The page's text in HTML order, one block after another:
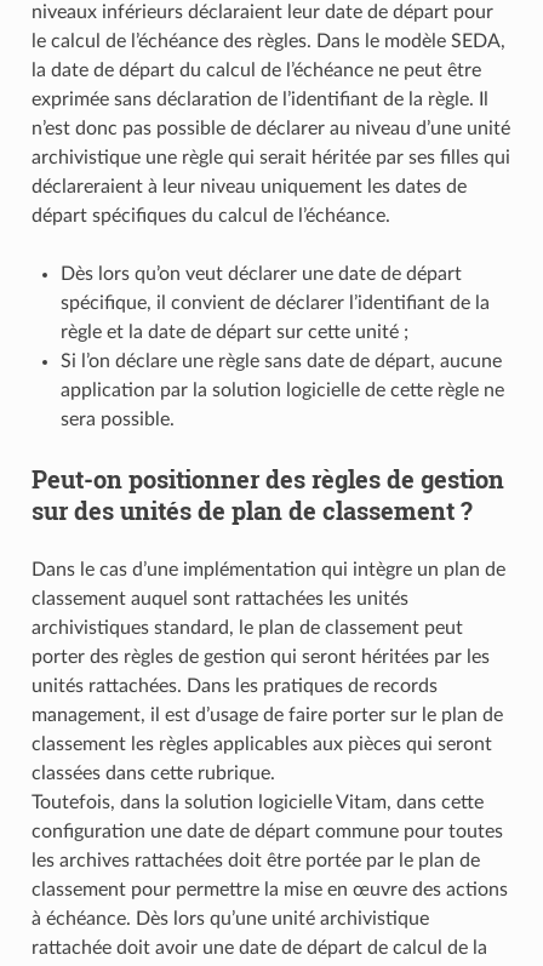
niveaux inférieurs déclaraient leur date de départ pour
le calcul de l’échéance des règles. Dans le modèle SEDA,
la date de départ du calcul de l’échéance ne peut être
exprimée sans déclaration de l’identifiant de la règle. Il
n’est donc pas possible de déclarer au niveau d’une unité
archivistique une règle qui serait héritée par ses filles qui
déclareraient à leur niveau uniquement les dates de
départ spécifiques du calcul de l’échéance.
Dès lors qu’on veut déclarer une date de départ
spécifique, il convient de déclarer l’identifiant de la
règle et la date de départ sur cette unité ;
Si l’on déclare une règle sans date de départ, aucune
application par la solution logicielle de cette règle ne
sera possible.
Peut-on positionner des règles de gestion
sur des unités de plan de classement ?
Dans le cas d’une implémentation qui intègre un plan de
classement auquel sont rattachées les unités
archivistiques standard, le plan de classement peut
porter des règles de gestion qui seront héritées par les
unités rattachées. Dans les pratiques de records
management, il est d’usage de faire porter sur le plan de
classement les règles applicables aux pièces qui seront
classées dans cette rubrique.
Toutefois, dans la solution logicielle Vitam, dans cette
configuration une date de départ commune pour toutes
les archives rattachées doit être portée par le plan de
classement pour permettre la mise en œuvre des actions
à échéance. Dès lors qu’une unité archivistique
rattachée doit avoir une date de départ de calcul de la